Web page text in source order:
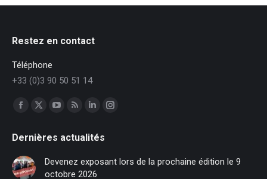
Restez en contact
Téléphone
+33 (0)3 90 50 51 14
Trouvez nous sur :
Facebook
opens
in
new
X
opens
new
YouTube
opens
in
new
RSS
opens
in
new
LinkedIn
opens
in
new
Instagram
in
Dernières actualités
Devenez exposant lors de la prochaine édition le 9
octobre 2026